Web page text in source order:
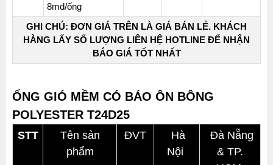
8md/ống
GHI CHÚ: ĐƠN GIÁ TRÊN LÀ GIÁ BÁN LẺ. KHÁCH
HÀNG LẤY SỐ LƯỢNG LIÊN HỆ HOTLINE ĐỂ NHẬN
BÁO GIÁ TỐT NHẤT
ỐNG GIÓ MỀM CÓ BẢO ÔN BÔNG
POLYESTER T24D25
STT
Tên sản
phẩm
ĐVT
Hà
Nội
Đà Nẵng
& TP.